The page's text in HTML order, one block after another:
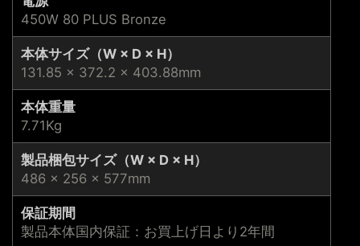
450W 80 PLUS Bronze
本体サイズ（W × D × H）
131.85 × 372.2 × 403.88mm
本体重量
7.71Kg
製品梱包サイズ（W × D × H）
486 × 256 × 577mm
保証期間
製品本体国内保証：お買上げ日より2年間